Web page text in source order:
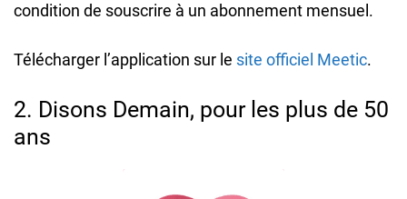
condition de souscrire à un abonnement mensuel.
Télécharger l’application sur le site officiel Meetic.
2. Disons Demain, pour les plus de 50
ans